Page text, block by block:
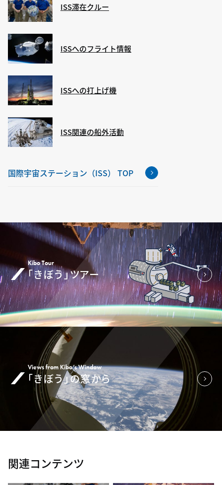
ISS滞在クルー
ISSへのフライト情報
ISSへの打上げ機
ISS関連の船外活動
国際宇宙ステーション（ISS） TOP
Kibo Tour
「きぼう」ツアー
Views from Kibo’s Window
「きぼう」の窓から
関連コンテンツ